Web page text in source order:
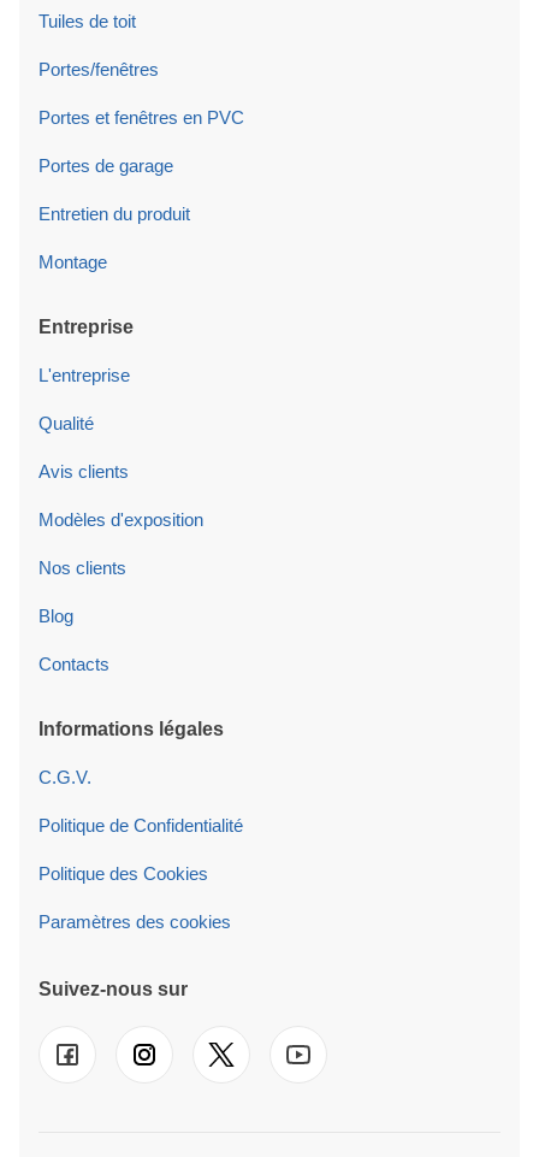
Tuiles de toit
Portes/fenêtres
Portes et fenêtres en PVC
Portes de garage
Entretien du produit
Montage
Entreprise
L'entreprise
Qualité
Avis clients
Modèles d'exposition
Nos clients
Blog
Contacts
Informations légales
C.G.V.
Politique de Confidentialité
Politique des Cookies
Paramètres des cookies
Suivez-nous sur